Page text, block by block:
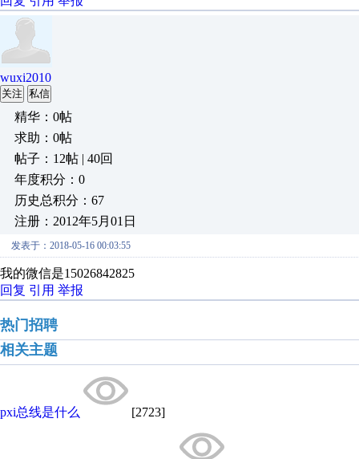
wuxi2010
关注 私信
精华：0帖
求助：0帖
帖子：12帖 | 40回
年度积分：0
历史总积分：67
注册：2012年5月01日
发表于：2018-05-16 00:03:55
我的微信是15026842825
回复 引用 举报
热门招聘
相关主题
pxi总线是什么 [2723]